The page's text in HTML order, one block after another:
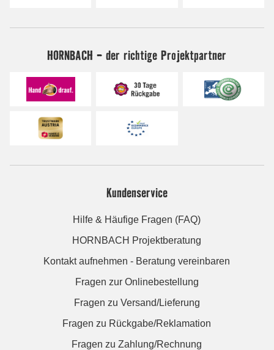
HORNBACH - der richtige Projektpartner
Kundenservice
Hilfe & Häufige Fragen (FAQ)
HORNBACH Projektberatung
Kontakt aufnehmen - Beratung vereinbaren
Fragen zur Onlinebestellung
Fragen zu Versand/Lieferung
Fragen zu Rückgabe/Reklamation
Fragen zu Zahlung/Rechnung